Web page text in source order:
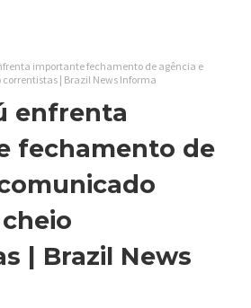
importante fechamento de agência e
| Brazil News Informa
enfrenta
fechamento de
| Brazil News